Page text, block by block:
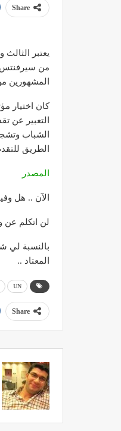
Share
من سيرفنتس،
المشهورين
التعبير عن
الشباب
الطريق
المصدر
الآن .. هل
لن اتكلم عن
بالنسبة لي
المعتاد ..
UN
Share